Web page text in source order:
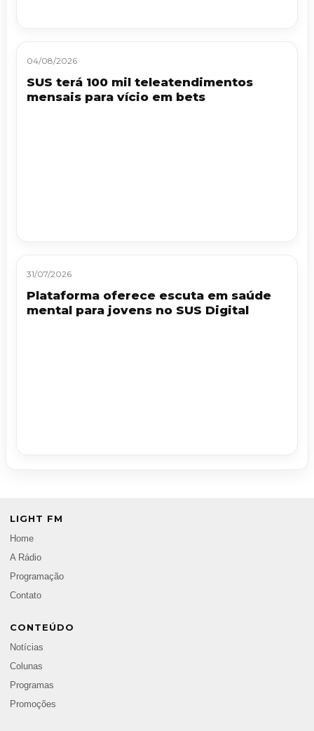
04/08/2026
SUS terá 100 mil teleatendimentos
mensais para vício em bets
31/07/2026
Plataforma oferece escuta em saúde
mental para jovens no SUS Digital
LIGHT FM
Home
A Rádio
Programação
Contato
CONTEÚDO
Notícias
Colunas
Programas
Promoções